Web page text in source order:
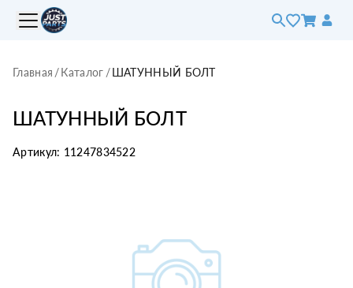
Главная /Каталог /ШАТУННЫЙ БОЛТ
ШАТУННЫЙ БОЛТ
Артикул: 11247834522